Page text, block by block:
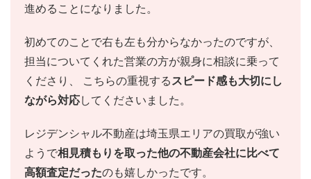
進めることになりました。
初めてのことで右も左も分からなかったのですが、
担当についてくれた営業の方が親身に相談に乗って
くださり、 こちらの重視する スピード感も大切にし
ながら対応してくださいました。
レジデンシャル不動産は埼玉県エリアの買取が強い
ようで相見積もりを取った他の不動産会社に比べて
高額査定だったのも嬉しかったです。